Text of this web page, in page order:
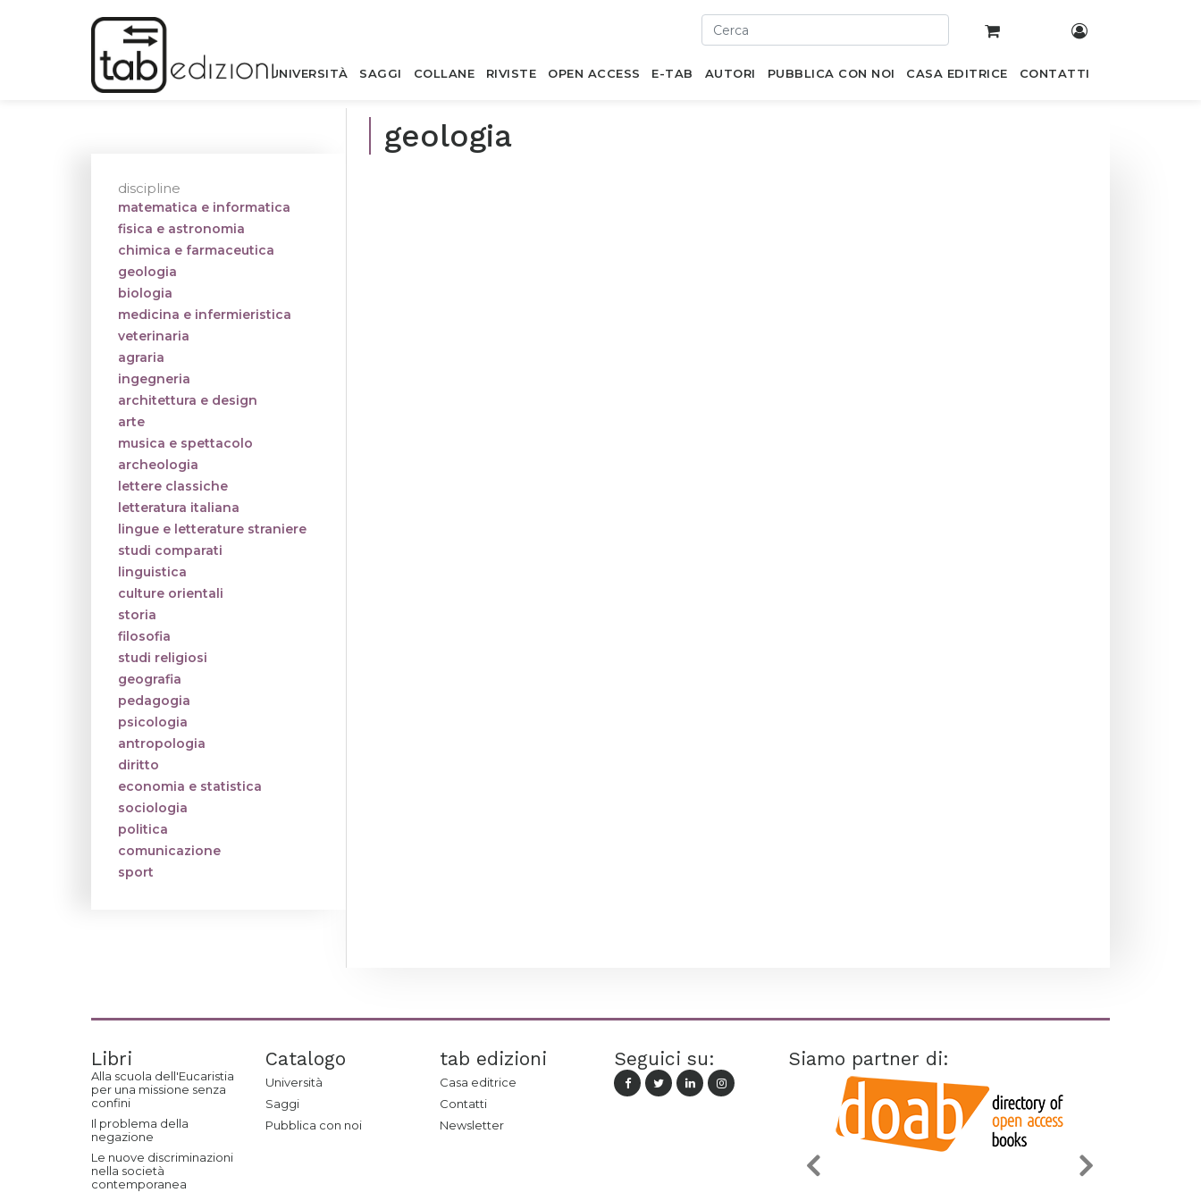
UNIVERSITÀ SAGGI COLLANE RIVISTE OPEN ACCESS E-TAB AUTORI PUBBLICA CON NOI CASA EDITRICE CONTATTI
geologia
discipline
matematica e informatica
fisica e astronomia
chimica e farmaceutica
geologia
biologia
medicina e infermieristica
veterinaria
agraria
ingegneria
architettura e design
arte
musica e spettacolo
archeologia
lettere classiche
letteratura italiana
lingue e letterature straniere
studi comparati
linguistica
culture orientali
storia
filosofia
studi religiosi
geografia
pedagogia
psicologia
antropologia
diritto
economia e statistica
sociologia
politica
comunicazione
sport
Libri
Alla scuola dell'Eucaristia
per una missione senza
confini
Il problema della
negazione
Le nuove discriminazioni
nella società
contemporanea
Catalogo
Università
Saggi
Pubblica con noi
tab edizioni
Casa editrice
Contatti
Newsletter
Seguici su: Siamo partner di: